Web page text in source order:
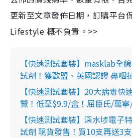
更新至文章發佈日期，訂購平台
Lifestyle 概不負責。>>
【快速測試套裝】masklab全
試劑！獲歐盟、英國認證 鼻咽
【快速測試套裝】20大病毒快
覽！低至$9.9/盒！屈臣氏/萬
【快速測試套裝】深水埗電子
試劑 現貨發售！買10支再送3